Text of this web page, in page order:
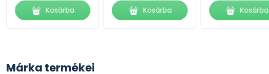
Kosárba
Kosárba
Kosárba
Márka termékei